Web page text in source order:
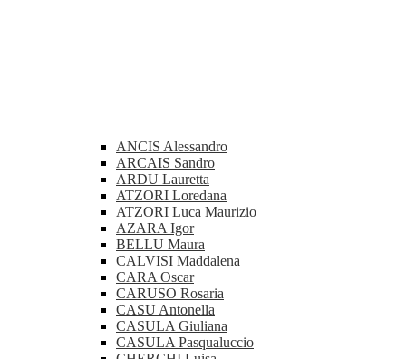
ANCIS Alessandro
ARCAIS Sandro
ARDU Lauretta
ATZORI Loredana
ATZORI Luca Maurizio
AZARA Igor
BELLU Maura
CALVISI Maddalena
CARA Oscar
CARUSO Rosaria
CASU Antonella
CASULA Giuliana
CASULA Pasqualuccio